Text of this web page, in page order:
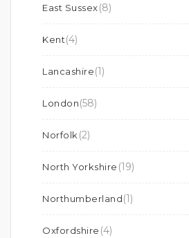
East Sussex(8)
Kent(4)
Lancashire(1)
London(58)
Norfolk (2)
North Yorkshire (19)
Northumberland(1)
Oxfordshire (4)